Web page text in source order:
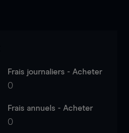
Frais journaliers - Acheter
0
Frais annuels - Acheter
0